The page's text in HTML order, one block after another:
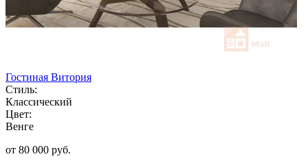
Гостиная Витория
Стиль:
Классический
Цвет:
Венге
от 80 000 руб.